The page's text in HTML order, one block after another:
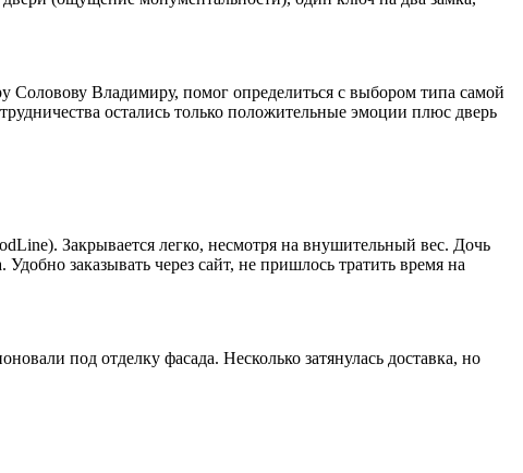
Соловову Владимиру, помог определиться с выбором типа самой
остались только положительные эмоции плюс дверь
Закрывается легко, несмотря на внушительный вес. Дочь
заказывать через сайт, не пришлось тратить время на
под отделку фасада. Несколько затянулась доставка, но